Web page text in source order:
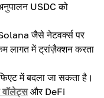
USDC को
जैसे नेटवर्क्स पर
लागत में ट्रांज़ैक्शन करता
में बदला जा सकता है।
वॉलेट्सऔर DeFi